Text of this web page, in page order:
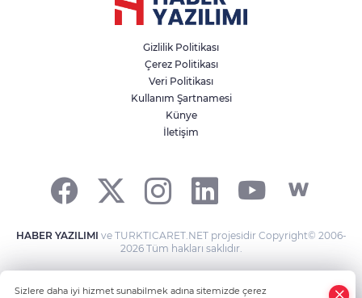
Gizlilik Politikası
Çerez Politikası
Veri Politikası
Kullanım Şartnamesi
Künye
İletişim
HABER YAZILIMI ve TURKTICARET.NET projesidir Copyright© 2006-
2026 Tüm hakları saklıdır.
Sizlere daha iyi hizmet sunabilmek adına sitemizde çerez